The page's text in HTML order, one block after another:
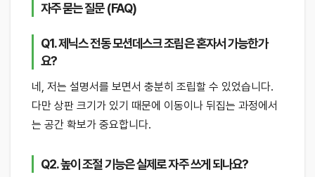
자주 묻는 질문 (FAQ)
Q1. 제닉스 전동 모션데스크 조립은 혼자서 가능한가
요?
네, 저는 설명서를 보면서 충분히 조립할 수 있었습니다.
다만 상판 크기가 있기 때문에 이동이나 뒤집는 과정에서
는 공간 확보가 중요합니다.
Q2. 높이 조절 기능은 실제로 자주 쓰게 되나요?